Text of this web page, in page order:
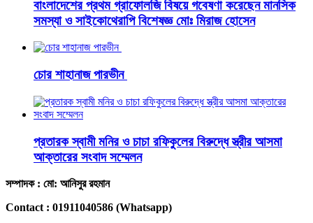
বাংলাদেশের প্রথম গ্রাফোলজি বিষয়ে গবেষণা করেছেন মানসিক
সমস্যা ও সাইকোথেরাপি বিশেষজ্ঞ মোঃ মিরাজ হোসেন
চোর শাহানাজ পারভীন
প্রতারক স্বামী মনির ও চাচা রফিকুলের বিরুদ্ধে স্ত্রীর আসমা
আক্তারের সংবাদ সম্মেলন
সম্পাদক : মো: আনিসুর রহমান
Contact : 01911040586 (Whatsapp)